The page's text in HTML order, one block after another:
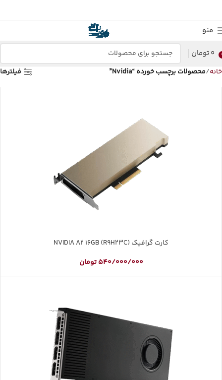
منو
0تومان
خانه محصولات برچسب خورده “Nvidia” فیلترها
کارت گرافیک NVIDIA A2 16GB (R9H23C)
540/000/000 تومان